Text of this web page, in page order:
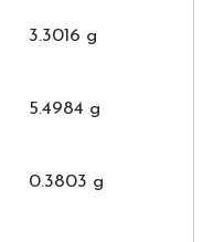
3.3016 g
5.4984 g
0.3803 g